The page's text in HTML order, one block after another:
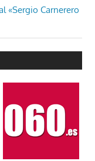
«Sergio Carnerero